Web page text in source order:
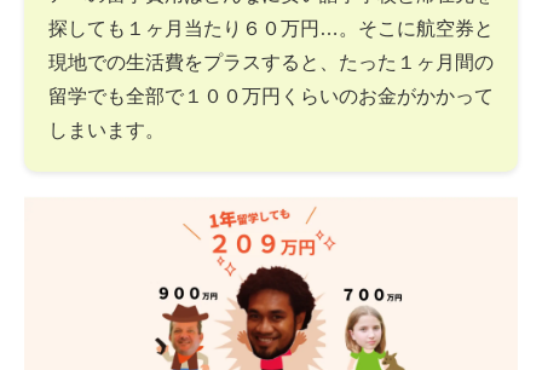
探しても１ヶ月当たり６０万円…。そこに航空券と
現地での生活費をプラスすると、たった１ヶ月間の
留学でも全部で１００万円くらいのお金がかかって
しまいます。